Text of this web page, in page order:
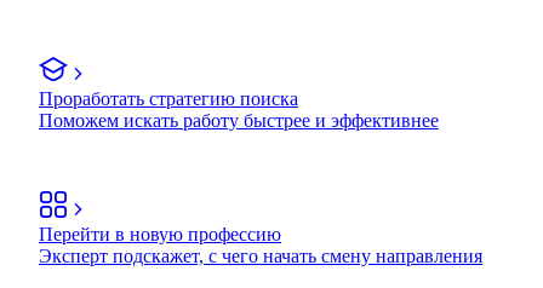
Проработать стратегию поиска
Поможем искать работу быстрее и эффективнее
Перейти в новую профессию
Эксперт подскажет, с чего начать смену направления